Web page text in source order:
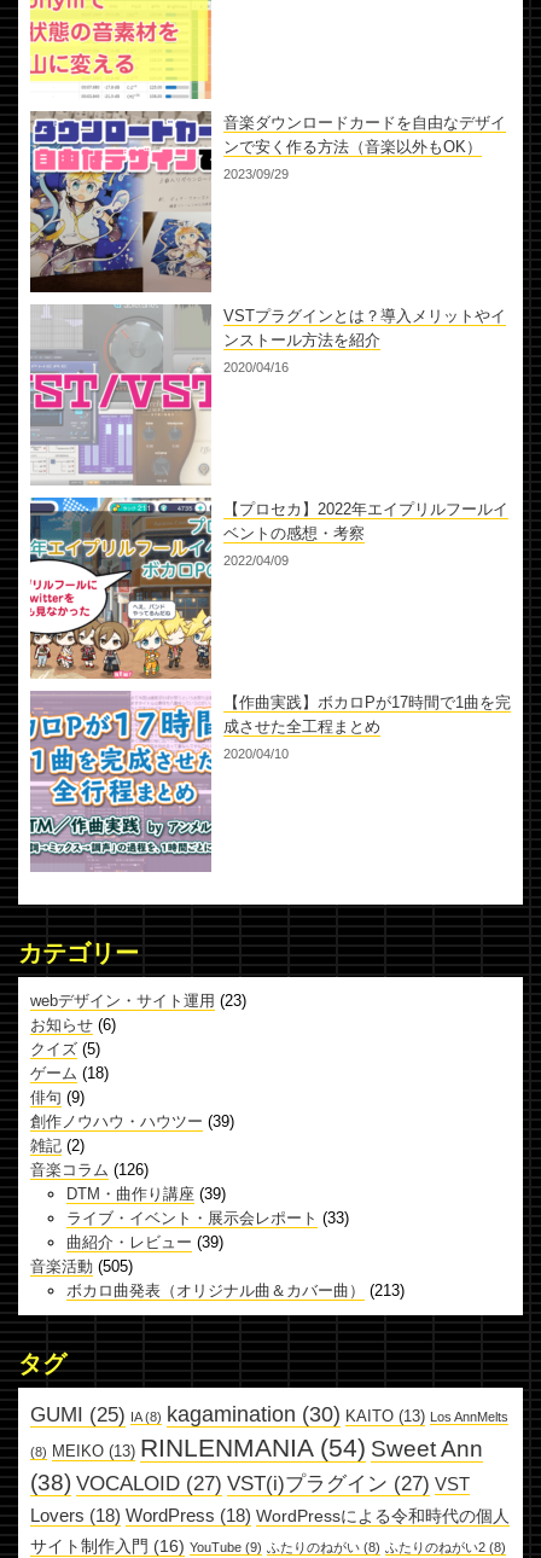
音楽ダウンロードカードを自由なデザイ
ンで安く作る方法（音楽以外もOK）
2023/09/29
VSTプラグインとは？導入メリットやイ
ンストール方法を紹介
2020/04/16
【プロセカ】2022年エイプリルフールイ
ベントの感想・考察
2022/04/09
【作曲実践】ボカロPが17時間で1曲を完
成させた全工程まとめ
2020/04/10
カテゴリー
webデザイン・サイト運用 (23)
お知らせ (6)
クイズ (5)
ゲーム (18)
俳句 (9)
創作ノウハウ・ハウツー (39)
雑記 (2)
音楽コラム (126)
DTM・曲作り講座 (39)
ライブ・イベント・展示会レポート (33)
曲紹介・レビュー (39)
音楽活動 (505)
ボカロ曲発表（オリジナル曲＆カバー曲）
(213)
タグ
GUMI (25) IA(8) kagamination (30) KAITO (13) Los AnnMelts
(8) MEIKO (13) RINLENMANIA(54) Sweet Ann
(38) VOCALOID (27) VST(i)プラグイン (27) VST
Lovers (18) WordPress (18) WordPressによる令和時代の個人
サイト制作入門 (16) YouTube (9) ふたりのねがい (8) ふたりのねがい2 (8)